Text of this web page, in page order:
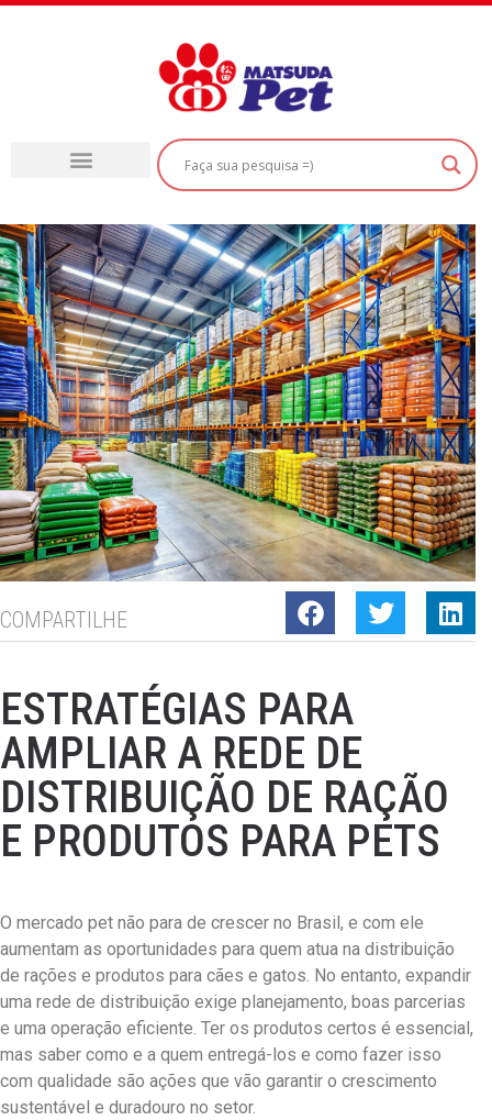
COMPARTILHE
ESTRATÉGIAS PARA
AMPLIAR A REDE DE
DISTRIBUIÇÃO DE RAÇÃO
E PRODUTOS PARA PETS
O mercado pet não para de crescer no Brasil, e com ele
aumentam as oportunidades para quem atua na distribuição
de rações e produtos para cães e gatos. No entanto, expandir
uma rede de distribuição exige planejamento, boas parcerias
e uma operação eficiente. Ter os produtos certos é essencial,
mas saber como e a quem entregá-los e como fazer isso
com qualidade são ações que vão garantir o crescimento
sustentável e duradouro no setor.